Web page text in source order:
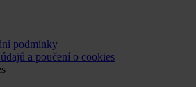
podmínky
a poučení o cookies